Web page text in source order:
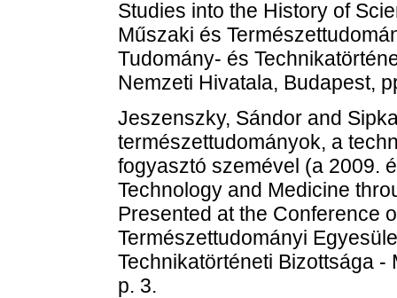
Studies into the History of
Műszaki és
Tudomány- és
Nemzeti Hivatala, Budapest,
Jeszenszky, Sándor and
természettudományok, a
fogyasztó szemével (a 2009.
Technology and Medicine
Presented at the Conference
Természettudományi
Technikatörténeti Bizottsága
p. 3.